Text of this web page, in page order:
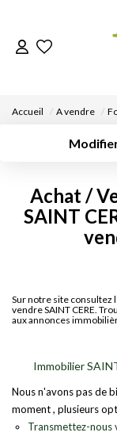
Accueil A vendre
Surface min
Achat /
SAINT
Sur notre site consultez
vendre SAINT CERE.
aux annonces
Immobilier
Nous n'avons pas de
moment , plusieurs
Transmettez-nous